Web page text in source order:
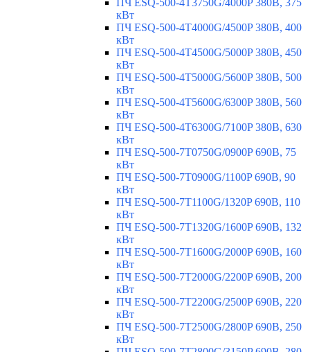
ПЧ ESQ-500-4T3750G/4000P 380В, 375
кВт
ПЧ ESQ-500-4T4000G/4500P 380В, 400
кВт
ПЧ ESQ-500-4T4500G/5000P 380В, 450
кВт
ПЧ ESQ-500-4T5000G/5600P 380В, 500
кВт
ПЧ ESQ-500-4T5600G/6300P 380В, 560
кВт
ПЧ ESQ-500-4T6300G/7100P 380В, 630
кВт
ПЧ ESQ-500-7T0750G/0900P 690В, 75
кВт
ПЧ ESQ-500-7T0900G/1100P 690В, 90
кВт
ПЧ ESQ-500-7T1100G/1320P 690В, 110
кВт
ПЧ ESQ-500-7T1320G/1600P 690В, 132
кВт
ПЧ ESQ-500-7T1600G/2000P 690В, 160
кВт
ПЧ ESQ-500-7T2000G/2200P 690В, 200
кВт
ПЧ ESQ-500-7T2200G/2500P 690В, 220
кВт
ПЧ ESQ-500-7T2500G/2800P 690В, 250
кВт